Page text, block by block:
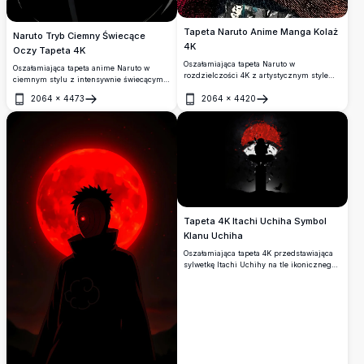
Naruto Tryb Ciemny Świecące
Oczy Tapeta 4K
Oszałamiająca tapeta anime Naruto w
ciemnym stylu z intensywnie świecącymi
Idealna dla ekranów AMOLED, ta grafika w
wysokiej rozdzielczości oddaje potężną i
2064 × 4473
Otwórz
Tapeta Naruto Anime Manga Kolaż
4K
Oszałamiająca tapeta Naruto w
rozdzielczości 4K z artystycznym stylem
niebieskimi oczami, nastroszonymi blond
komiksowymi warstwowo ułożonymi w tle.
2064 × 4420
Otwórz
Tapeta 4K Itachi Uchiha Symbol
Klanu Uchiha
Oszałamiająca tapeta 4K przedstawiająca
sylwetkę Itachi Uchihy na tle ikonicznego